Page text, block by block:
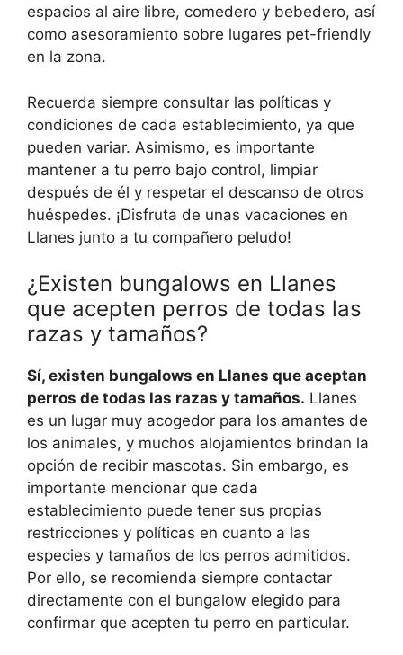
espacios al aire libre, comedero y bebedero, así
como asesoramiento sobre lugares pet-friendly
en la zona.
Recuerda siempre consultar las políticas y
condiciones de cada establecimiento, ya que
pueden variar. Asimismo, es importante
mantener a tu perro bajo control, limpiar
después de él y respetar el descanso de otros
huéspedes. ¡Disfruta de unas vacaciones en
Llanes junto a tu compañero peludo!
¿Existen bungalows en Llanes
que acepten perros de todas las
razas y tamaños?
Sí, existen bungalows en Llanes que aceptan
perros de todas las razas y tamaños. Llanes
es un lugar muy acogedor para los amantes de
los animales, y muchos alojamientos brindan la
opción de recibir mascotas. Sin embargo, es
importante mencionar que cada
establecimiento puede tener sus propias
restricciones y políticas en cuanto a las
especies y tamaños de los perros admitidos.
Por ello, se recomienda siempre contactar
directamente con el bungalow elegido para
confirmar que acepten tu perro en particular.